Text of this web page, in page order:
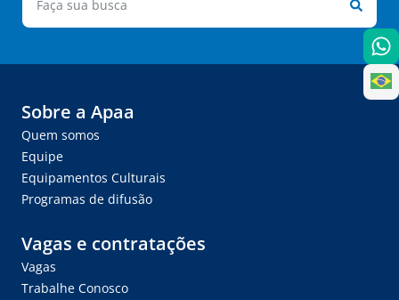
Sobre a Apaa
Quem somos
Equipe
Equipamentos Culturais
Programas de difusão
Vagas e contratações
Vagas
Trabalhe Conosco